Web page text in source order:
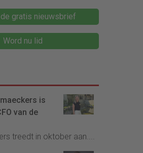
de gratis nieuwsbrief
Word nu lid
is
van de
treedt in oktober aan....